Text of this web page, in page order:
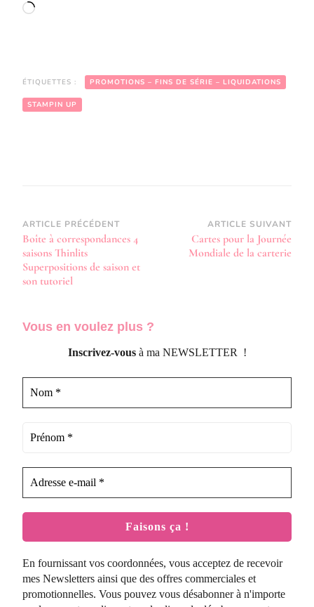
Chargement…
ÉTIQUETTES : PROMOTIONS – FINS DE SÉRIE – LIQUIDATIONS
STAMPIN UP
Navigation
d’article
ARTICLE PRÉCÉDENT
Boîte à correspondances 4
saisons Thinlits
Superpositions de saison et
son tutoriel
ARTICLE SUIVANT
Cartes pour la Journée
Mondiale de la carterie
Vous en voulez plus ?
Inscrivez-vousà ma NEWSLETTER !
En fournissant vos coordonnées, vous acceptez de recevoir
mes Newsletters ainsi que des offres commerciales et
promotionnelles. Vous pouvez vous désabonner à n'importe